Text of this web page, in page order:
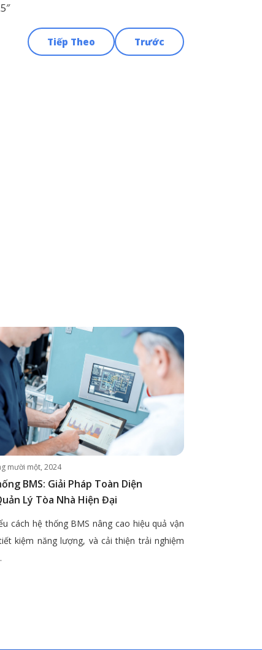
Trước
Tiếp Theo
mười một, 2024
BMS: Giải Pháp Toàn Diện
Lý Tòa Nhà Hiện Đại
cách hệ thống BMS nâng cao hiệu quả vận
kiệm năng lượng, và cải thiện trải nghiệm